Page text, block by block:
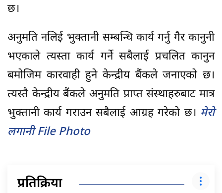
छ।
अनुमति नलिई भुक्तानी सम्बन्धि कार्य गर्नु गैर कानुनी
भएकाले त्यस्ता कार्य गर्ने सबैलाई प्रचलित कानुन
बमोजिम कारवाही हुने केन्द्रीय बैंकले जनाएको छ।
त्यस्तै केन्द्रीय बैंकले अनुमति प्राप्त संस्थाहरुबाट मात्र
भुक्तानी कार्य गराउन सबैलाई आग्रह गरेको छ। मेरो
लगानी File Photo
प्रतिक्रिया